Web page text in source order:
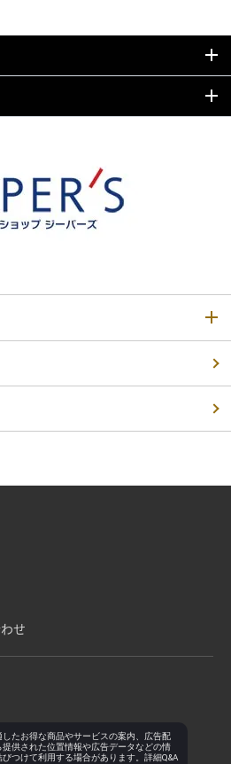
せ
たお得な商品やサービスの案内、広告配
供された位置情報や広告データなどの情
つけて利用する場合があります。詳細Q&A